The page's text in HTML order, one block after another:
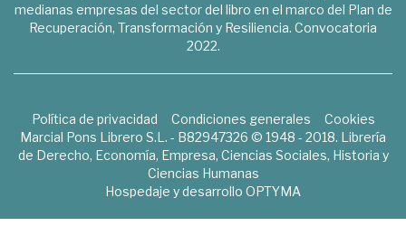
medianas empresas del sector del libro en el marco del Plan de
Recuperación, Transformación y Resiliencia. Convocatoria
2022.
Política de privacidad Condiciones generales
Cookies
Marcial Pons Librero S.L. - B82947326 © 1948 - 2018. Librería
de Derecho, Economía, Empresa, Ciencias Sociales, Historia y
Ciencias Humanas
Hospedaje y desarrollo OPTYMA